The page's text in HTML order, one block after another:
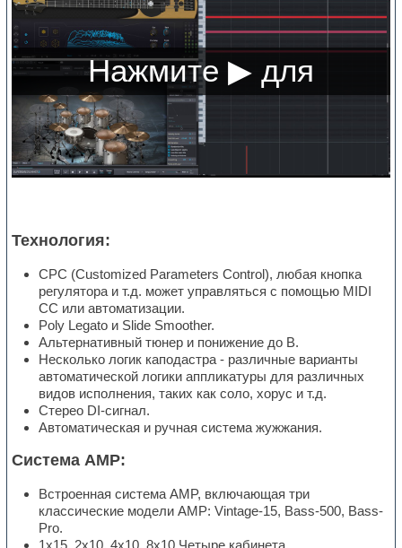
Технология:
CPC (Customized Parameters Control), любая кнопка
регулятора и т.д. может управляться с помощью MIDI
CC или автоматизации.
Poly Legato и Slide Smoother.
Альтернативный тюнер и понижение до B.
Несколько логик каподастра - различные варианты
автоматической логики аппликатуры для различных
видов исполнения, таких как соло, хорус и т.д.
Стерео DI-сигнал.
Автоматическая и ручная система жужжания.
Система AMP:
Встроенная система AMP, включающая три
классические модели AMP: Vintage-15, Bass-500, Bass-
Pro.